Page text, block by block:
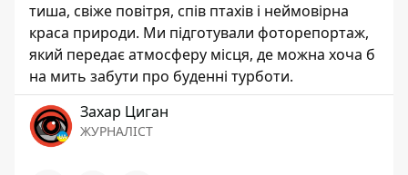
тиша, свіже повітря, спів птахів і неймовірна
краса природи. Ми підготували фоторепортаж,
який передає атмосферу місця, де можна хоча б
на мить забути про буденні турботи.
Захар Циган
ЖУРНАЛІСТ